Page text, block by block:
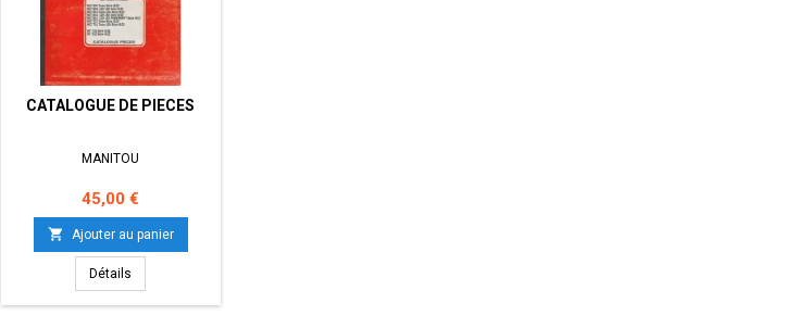
CATALOGUE DE PIECES
MANITOU
Prix
45,00 €
 Ajouter au panier
Détails